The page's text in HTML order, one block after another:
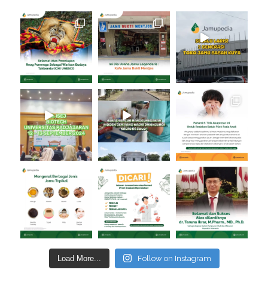
Load More... Follow on Instagram